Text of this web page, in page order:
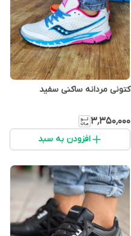
کتونی مردانه ساکنی سفید
۳٬۳۵۰٬۰۰۰
افزودن به سبد